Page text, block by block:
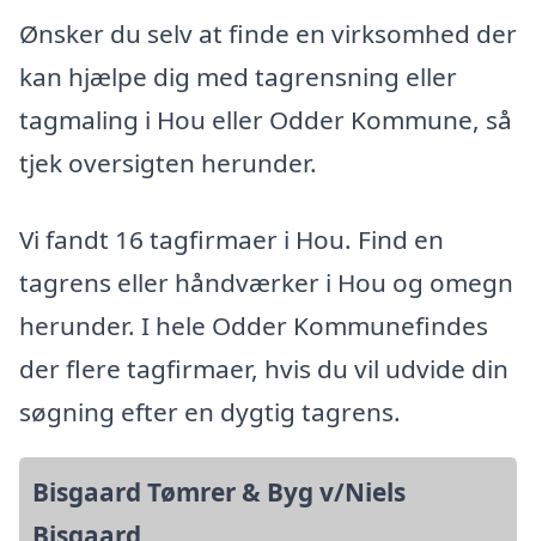
Ønsker du selv at finde en virksomhed der
kan hjælpe dig med tagrensning eller
tagmaling i Hou eller Odder Kommune, så
tjek oversigten herunder.
Vi fandt 16 tagfirmaer i Hou. Find en
tagrens eller håndværker i Hou og omegn
herunder. I hele Odder Kommunefindes
der flere tagfirmaer, hvis du vil udvide din
søgning efter en dygtig tagrens.
Bisgaard Tømrer & Byg v/Niels